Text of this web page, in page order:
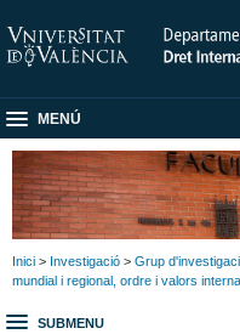
MENÚ
Inici > Investigació > Grup
mundial i regional, ordre i valors
SUBMENU